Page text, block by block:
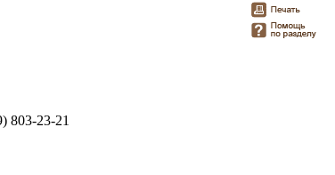
803-23-21